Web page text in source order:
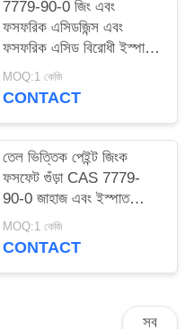
7779-90-0 জিং এবং
ফসফরিক এসিডজিন্স এবং
ফসফরিক এসিড বিরোধী ইস্পাত
জন্য ক্ষয়কারী পেইন্ট
MOQ:1 কেজি
CONTACT
তেল ভিত্তিক পেইন্ট জিংক
ফসফেট গুঁড়া CAS 7779-
90-0 জাহাজ এবং ইস্পাত
কাঠামো সংরক্ষণ করুন
MOQ:1 কেজি
CONTACT
সব